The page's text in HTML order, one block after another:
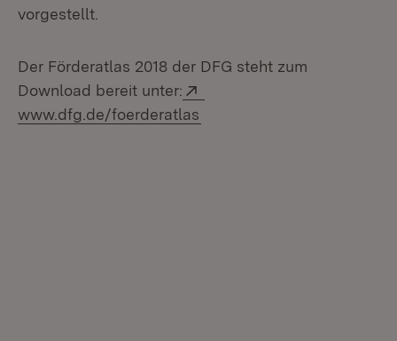
vorgestellt.
Der Förderatlas 2018 der DFG steht zum
Download bereit unter:
www.dfg.de/foerderatlas